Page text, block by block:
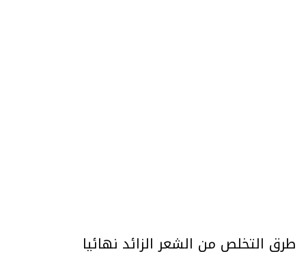
طرق التخلص من الشعر الزائد نهائيا